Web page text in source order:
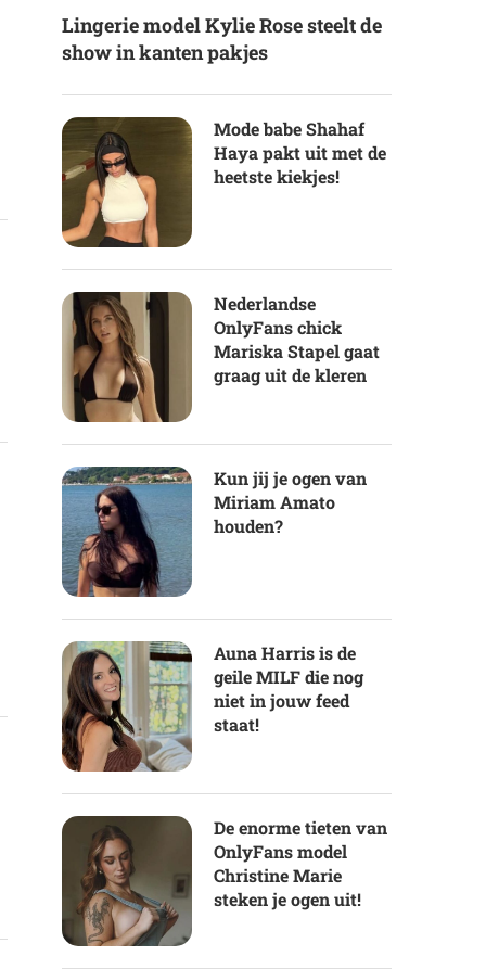
Lingerie model Kylie Rose steelt de
show in kanten pakjes
Mode babe Shahaf
Haya pakt uit met de
heetste kiekjes!
Nederlandse
OnlyFans chick
Mariska Stapel gaat
graag uit de kleren
Kun jij je ogen van
Miriam Amato
houden?
Auna Harris is de
geile MILF die nog
niet in jouw feed
staat!
De enorme tieten van
OnlyFans model
Christine Marie
steken je ogen uit!